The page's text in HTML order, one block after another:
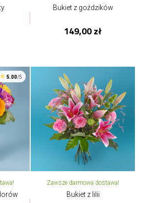
Bukiet z goździków
149,00 zł
5.00/5
Zawsze darmowa dostawa!
Bukiet z lilii